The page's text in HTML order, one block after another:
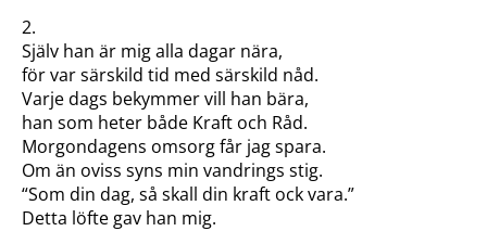
2.
Själv han är mig alla dagar nära,
för var särskild tid med särskild nåd.
Varje dags bekymmer vill han bära,
han som heter både Kraft och Råd.
Morgondagens omsorg får jag spara.
Om än oviss syns min vandrings stig.
“Som din dag, så skall din kraft ock vara.”
Detta löfte gav han mig.